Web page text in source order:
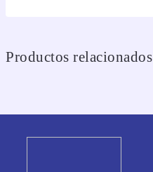
Productos relacionados